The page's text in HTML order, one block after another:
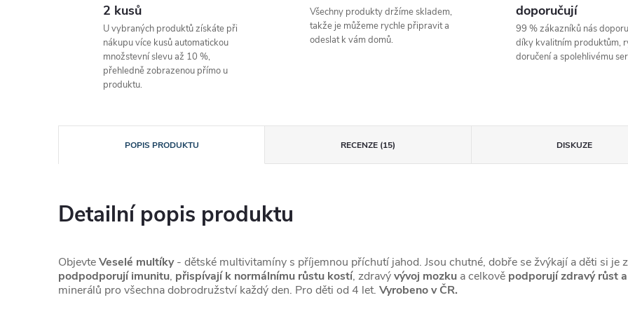
2 kusů
U vybraných produktů získáte při
nákupu více kusů automatickou
množstevní slevu až 10 %,
přehledně zobrazenou přímo u
produktu.
Všechny produkty držíme skladem,
takže je můžeme rychle připravit a
odeslat k vám domů.
doporučují
99 % zákazníků nás
díky kvalitním produktům,
doručení a spolehlivému
POPIS PRODUKTU RECENZE (15) DISKUZE
Detailní popis produktu
ObjevteVeselé multíky- dětské multivitamíny s příjemnou příchutí jahod. Jsou chutné, dobře se žvýkají a děti si je
podpodporují imunitu, přispívají k normálnímu růstu kostí, zdravývývoj mozku a celkově podporují zdravý růst
minerálů pro všechna dobrodružství každý den. Pro děti od 4 let. Vyrobeno v ČR.